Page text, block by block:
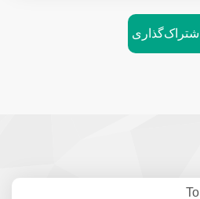
اشتراک‌گذاری